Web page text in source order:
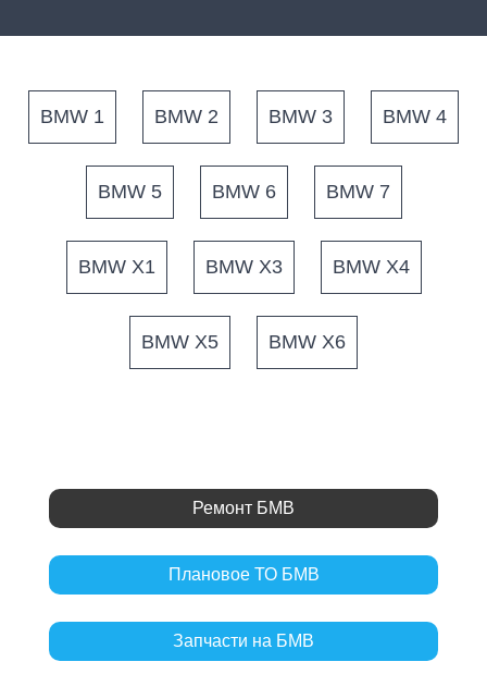
BMW 1 BMW 2 BMW 3 BMW 4
BMW 5 BMW 6 BMW 7
BMW X1 BMW X3 BMW X4
BMW X5 BMW X6
Ремонт БМВ
Плановое ТО БМВ
Запчасти на БМВ